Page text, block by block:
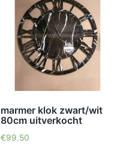
marmer klok zwart/wit
80cm uitverkocht
€99.50